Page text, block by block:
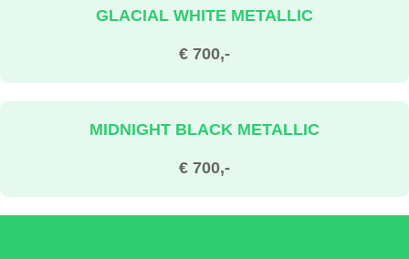
€ 700,-
GLACIAL WHITE METALLIC
€ 700,-
MIDNIGHT BLACK METALLIC